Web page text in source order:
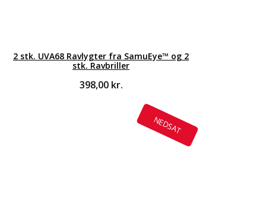
2 stk. UVA68 Ravlygter fra SamuEye™ og 2
stk. Ravbriller
398,00 kr.
NEDSAT